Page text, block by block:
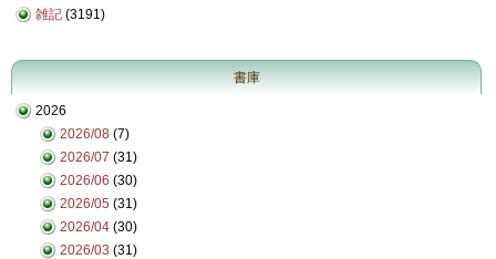
雑記 (3191)
書庫
2026
2026/08 (7)
2026/07 (31)
2026/06 (30)
2026/05 (31)
2026/04 (30)
2026/03 (31)